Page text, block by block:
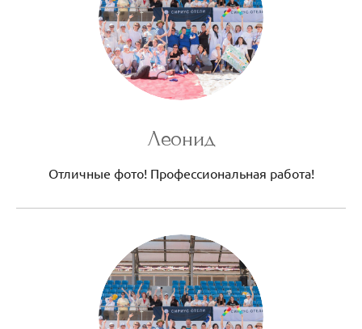
Леонид
Отличные фото! Профессиональная работа!